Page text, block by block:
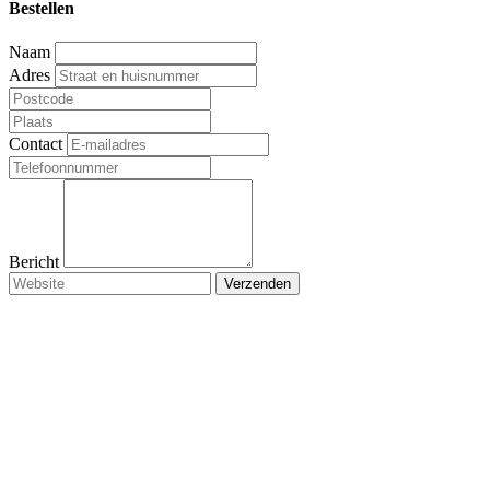
Bestellen
Naam
Adres
Contact
Bericht
Verzenden